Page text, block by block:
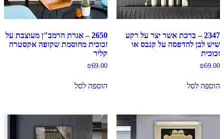
2347 – ברכת אשר יצר על רקע
שיש לבן להדפסה על קנבס או
זכוכית
₪69.00
הוספה לסל
2650 – אגרת הרמב"ן מעוצבת על
זכוכית מחוסמת שקופה אקסטרה
קליר
₪69.00
הוספה לסל